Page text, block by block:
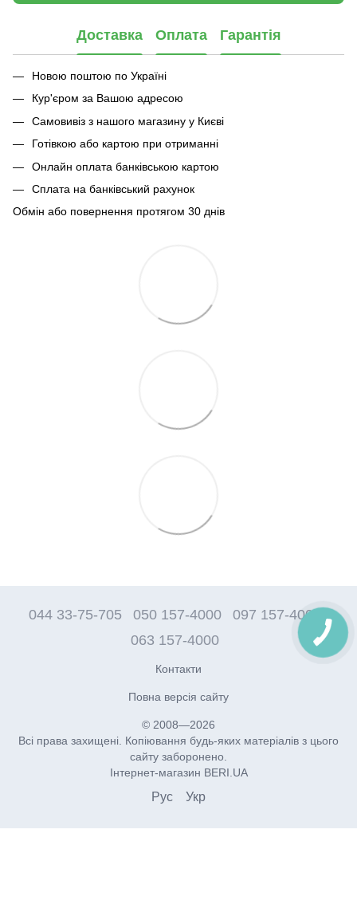
Доставка Оплата Гарантія
Новою поштою по Україні
Кур'єром за Вашою адресою
Самовивіз з нашого магазину у Києві
Готівкою або картою при отриманні
Онлайн оплата банківською картою
Сплата на банківський рахунок
Обмін або повернення протягом 30 днів
044 33-75-705 050 157-4000
097 157-4000
063 157-4000
Контакти
Повна версія сайту
© 2008—2026
Всі права захищені. Копіювання будь-яких матеріалів з цього
сайту заборонено.
Інтернет-магазин BERI.UA
Рус Укр